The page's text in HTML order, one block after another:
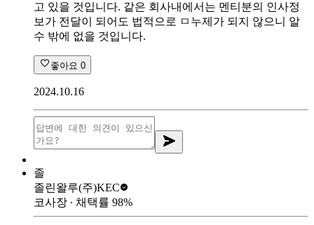
고 있을 것입니다. 같은 회사내에서는 멘티분의 인사정
보가 전달이 되어도 법적으로 ㅁ누제가 되지 않으니 알
수 밖에 없을 것입니다.
좋아요 0
2024.10.16
졸
졸린왈루(주)KEC
코사장 ∙ 채택률 98%